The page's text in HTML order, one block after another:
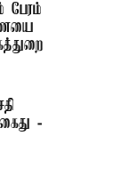
பேரம்
-